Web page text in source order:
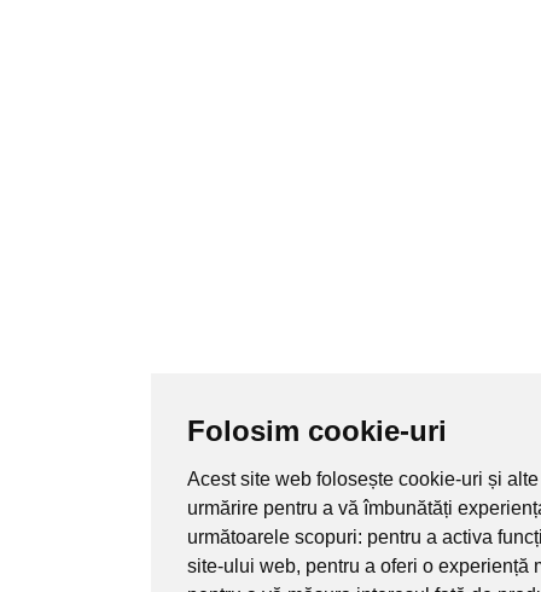
Folosim cookie-uri
Acest site web folosește cookie-uri și
urmărire pentru a vă îmbunătăți
următoarele scopuri: pentru a activa
site-ului web, pentru a oferi o experiență